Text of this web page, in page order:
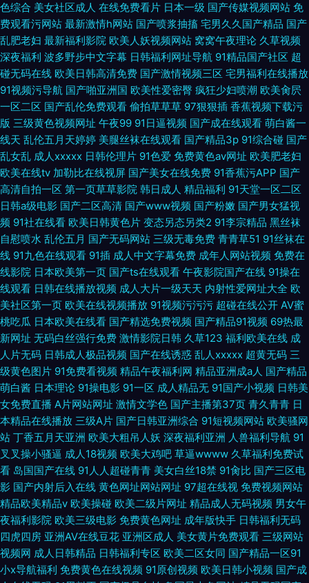
色综合 美女社区成人 在线免费看片 日本一级 国产传媒视频网站 免
费观看污网站 最新激情h网站 国产喷浆抽搐 宅男久久国产精品 国产
乱肥老妇 最新福利影院 欧美人妖视频网站 窝窝午夜理论 久草视频
深夜福利 波多野步中文字幕 日韩福利网址导航 91精品国产社区 超
碰无码在线 欧美日韩高清免费 国产激情视频三区 宅男福利在线播放
91视频污导航 国产啪亚洲国 欧美性爱密臀 疯狂少妇喷潮 欧美肏屄
一区二区 国产乱伦免费观看 偷拍草草草 97狠狠插 香蕉视频下载污
版 三级黄色视频网址 午夜99 91日逼视频 国产成在线观看 萌白酱一
线天 乱伦五月天婷婷 美腿丝袜在线观看 国产精品3p 91综合碰 国产
乱女乱 成人xxxxx 日韩伦理片 91色爱 免费黄色av网址 欧美肥老妇
欧美在线tv 加勒比在线视屏 国产美女在线免费 91香蕉污APP 国产
高清自拍一区 第一页草草影院 韩日成人 精品福利 91天堂一区二区
日韩a级电影 国产二区高清 国产www视频 国产粉嫩 国产男女猛视
频 91社在线看 欧美日韩黄色片 变态另态另类2 91李宗精品 黑丝袜
自慰喷水 乱伦五月 国产无码网站 三级无毒免费 青青草51 91丝袜在
线 91九色在线观看 91插 成人中文字幕免费 成年人网站视频 免费在
线影院 日本欧美第一页 国产ts在线观看 午夜影院国产在线 91操在
线观看 日韩在线播放视频 成人大片一级天天 内射性爱网址大全 欧
美社区第一页 欧美在线视频播放 91视频污污污 超碰在线公开 AV蜜
桃吃瓜 日本欧美在线看 国产精选免费视频 国产精品91视频 69热最
新网址 无码白丝强行免费 激情影院日韩 久草123 福利欧美在线 成
人片无码 日韩成人极品视频 国产在线诱惑 乱人xxxxx 超黄无码 三
级黄色图片 91免费看视频 精品午夜福利网 精品亚洲成a人 国产精品
萌白酱 日本理论 91操电影 91一区 成人精品无 91国产小视频 日韩美
女免费直播 A片网站网址 激情文学色 国产主播第37页 青久青青 日
本精品在线播放 三级A片 国产日韩亚洲综合 91短视频网站 欧美骚网
站 丁香五月天亚洲 欧美大粗吊人妖 深夜福利亚洲 人兽福利导航 91
叉叉操小骚逼 成人18视频 欧美大鸡吧 草逼wwww 久草福利免费试
看 岛国国产在线 91人人超碰青青 美女白丝18禁 91肏比 国产三区电
影 国产内射后入在线 黄色网址网站网址 97超在线视 免费视频网站
精品欧美精品v 欧美操碰 欧美二级片网址 精品成人无码视频 男女午
夜福利影院 欧美三级电影 免费黄色网址 成年版快手 日韩福利无码
四虎四房 亚洲AV在线豆花 亚洲区成人 美女黄片免费观看 三级网站
视频网 成人日韩精品 日韩福利专区 欧美二区女同 国产精品一区91
小x导航福利 免费黄色在线视频 91原创视频 欧美日韩小视频 国产成